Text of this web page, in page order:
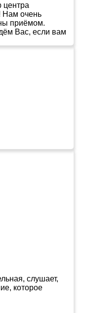
центра
Нам очень
приёмом.
Вас, если вам
слушает,
которое